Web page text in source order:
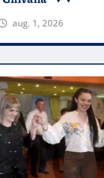
aug. 1, 2026